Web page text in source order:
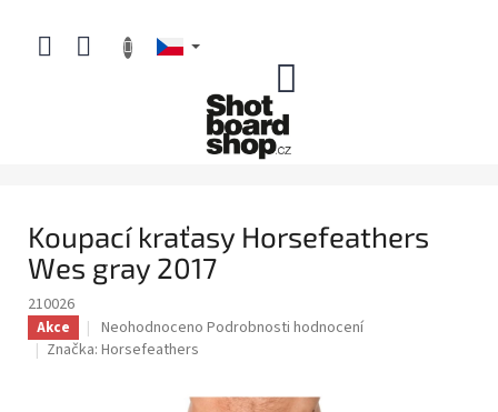
obsah
Koupací kraťasy Horsefeathers
Wes gray 2017
210026
Akce
Průměrné
hodnocení
Neohodnoceno Podrobnosti hodnocení
Značka: Horsefeathers